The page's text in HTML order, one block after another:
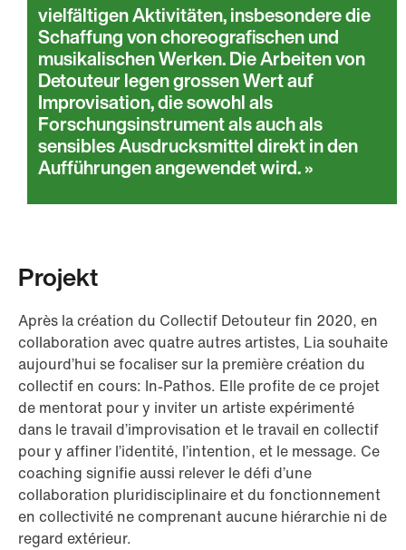
vielfältigen Aktivitäten, insbesondere die
Schaffung von choreografischen und
musikalischen Werken. Die Arbeiten von
Detouteur legen grossen Wert auf
Improvisation, die sowohl als
Forschungsinstrument als auch als
sensibles Ausdrucksmittel direkt in den
Aufführungen angewendet wird.
Projekt
Après la création du Collectif Detouteur fin 2020, en
collaboration avec quatre autres artistes, Lia souhaite
aujourd’hui se focaliser sur la première création du
collectif en cours: In-Pathos. Elle profite de ce projet
de mentorat pour y inviter un artiste expérimenté
dans le travail d’improvisation et le travail en collectif
pour y affiner l’identité, l’intention, et le message. Ce
coaching signifie aussi relever le défi d’une
collaboration pluridisciplinaire et du fonctionnement
en collectivité ne comprenant aucune hiérarchie ni de
regard extérieur.